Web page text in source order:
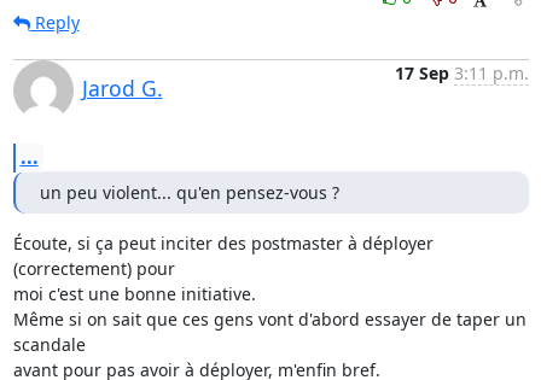
Reply
Jarod G.
17 Sep 3:11 p.m.
...
un peu violent... qu'en pensez-vous ?
Écoute, si ça peut inciter des postmaster à déployer
(correctement) pour
moi c'est une bonne initiative.
Même si on sait que ces gens vont d'abord essayer de taper un
scandale
avant pour pas avoir à déployer, m'enfin bref.